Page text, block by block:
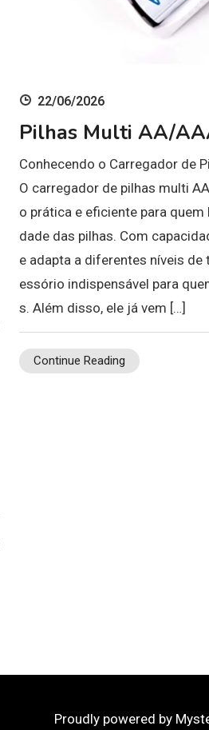
22/06/2026
Pilhas Multi AA/
Conhecendo o Carregador de
O carregador de pilhas multi
o prática e eficiente para
dade das pilhas. Com
e adapta a diferentes níveis
essório indispensável para
s. Além disso, ele já vem […]
Continue Reading
Proudly powered by